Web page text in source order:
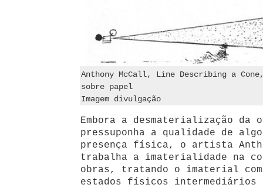
Anthony McCall, Line Describing a
sobre papel
Imagem divulgação
Embora a desmaterialização da
pressuponha a qualidade de
presença física, o artista
trabalha a imaterialidade na
obras, tratando o imaterial
estados físicos intermediários